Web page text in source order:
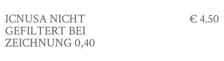
ICNUSA NICHT
GEFILTERT BEI
ZEICHNUNG 0,40
€ 4.50